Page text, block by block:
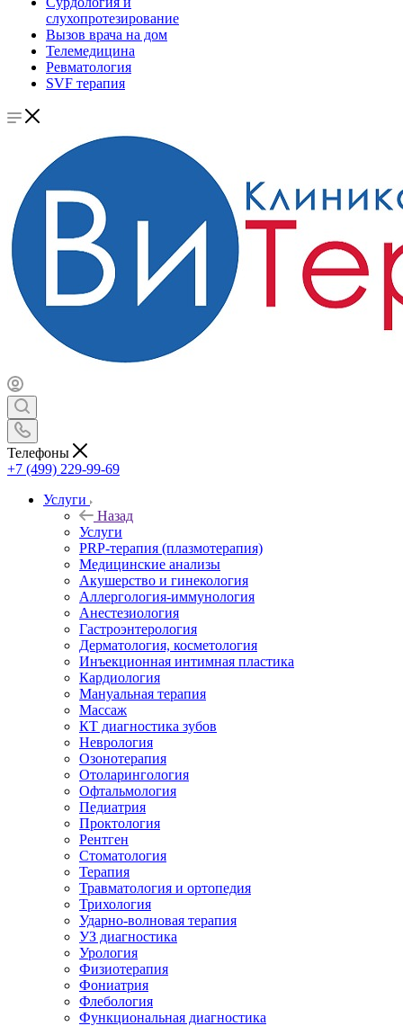
слухопротезирование
Вызов врача на дом
Телемедицина
Ревматология
SVF терапия
Телефоны
+7 (499) 229-99-69
Услуги
Назад
Услуги
PRP-терапия (плазмотерапия)
Медицинские анализы
Акушерство и гинекология
Аллергология-иммунология
Анестезиология
Гастроэнтерология
Дерматология, косметология
Инъекционная интимная пластика
Кардиология
Мануальная терапия
Массаж
КТ диагностика зубов
Неврология
Озонотерапия
Отоларингология
Офтальмология
Педиатрия
Проктология
Рентген
Стоматология
Терапия
Травматология и ортопедия
Трихология
Ударно-волновая терапия
УЗ диагностика
Урология
Физиотерапия
Фониатрия
Флебология
Функциональная диагностика